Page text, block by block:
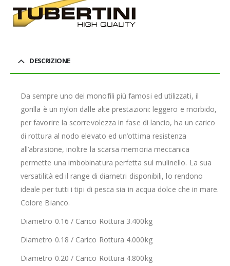
DESCRIZIONE
Da sempre uno dei monofili più famosi ed utilizzati, il
gorilla è un nylon dalle alte prestazioni: leggero e morbido,
per favorire la scorrevolezza in fase di lancio, ha un carico
di rottura al nodo elevato ed un’ottima resistenza
all’abrasione, inoltre la scarsa memoria meccanica
permette una imbobinatura perfetta sul mulinello. La sua
versatilità ed il range di diametri disponibili, lo rendono
ideale per tutti i tipi di pesca sia in acqua dolce che in mare.
Colore Bianco.
Diametro 0.16 / Carico Rottura 3.400kg
Diametro 0.18 / Carico Rottura 4.000kg
Diametro 0.20 / Carico Rottura 4.800kg